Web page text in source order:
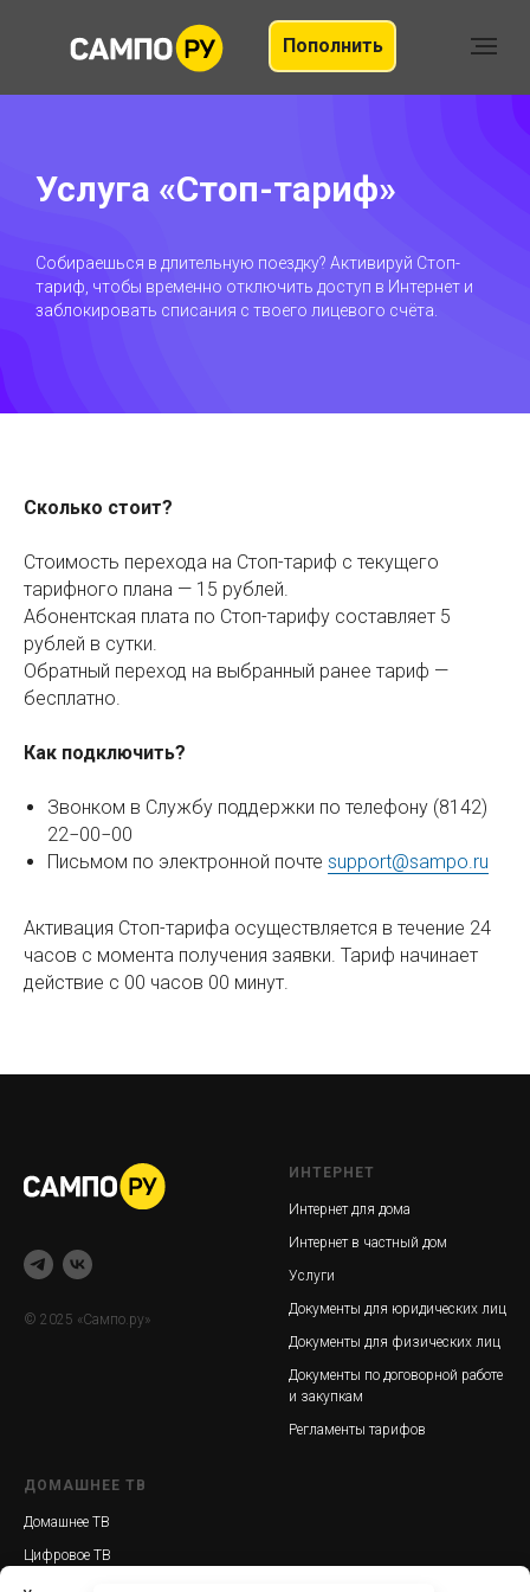
Пополнить
Услуга «Стоп-тариф»
Собираешься в длительную поездку? Активируй Стоп-
тариф, чтобы временно отключить доступ в Интернет и
заблокировать списания с твоего лицевого счёта.
Сколько стоит?
Стоимость перехода на Стоп-тариф с текущего
тарифного плана — 15 рублей.
Абонентская плата по Стоп-тарифу составляет 5
рублей в сутки.
Обратный переход на выбранный ранее тариф —
бесплатно.
Как подключить?
Звонком в Службу поддержки по телефону (8142)
22−00−00
Письмом по электронной почте support@sampo.ru
Активация Стоп-тарифа осуществляется в течение 24
часов с момента получения заявки. Тариф начинает
действие с 00 часов 00 минут.
© 2025 «Сампо.ру»
ИНТЕРНЕТ
Интернет для дома
Интернет в частный дом
Услуги
Документы для юридических лиц
Документы для физических лиц
Документы по договорной работе
и закупкам
Регламенты тарифов
ДОМАШНЕЕ ТВ
Домашнее ТВ
Цифровое ТВ
Интерактивное ТВ